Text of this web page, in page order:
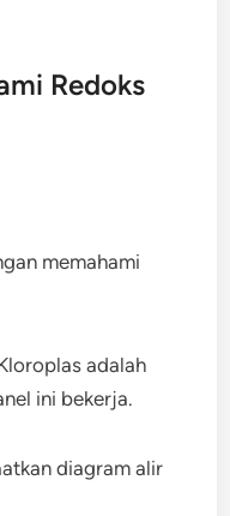
Redoks
memahami
adalah
ini bekerja.
diagram alir